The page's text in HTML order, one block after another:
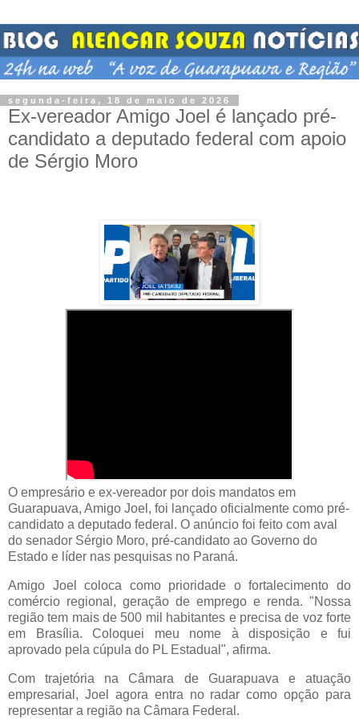
segunda-feira, 18 de maio de 2026
Ex-vereador Amigo Joel é lançado pré-
candidato a deputado federal com apoio
de Sérgio Moro
O empresário e ex-vereador por dois mandatos em
Guarapuava, Amigo Joel, foi lançado oficialmente como pré-
candidato a deputado federal. O anúncio foi feito com aval
do senador Sérgio Moro, pré-candidato ao Governo do
Estado e líder nas pesquisas no Paraná.
Amigo Joel coloca como prioridade o fortalecimento do
comércio regional, geração de emprego e renda. "Nossa
região tem mais de 500 mil habitantes e precisa de voz forte
em Brasília. Coloquei meu nome à disposição e fui
aprovado pela cúpula do PL Estadual", afirma.
Com trajetória na Câmara de Guarapuava e atuação
empresarial, Joel agora entra no radar como opção para
representar a região na Câmara Federal.